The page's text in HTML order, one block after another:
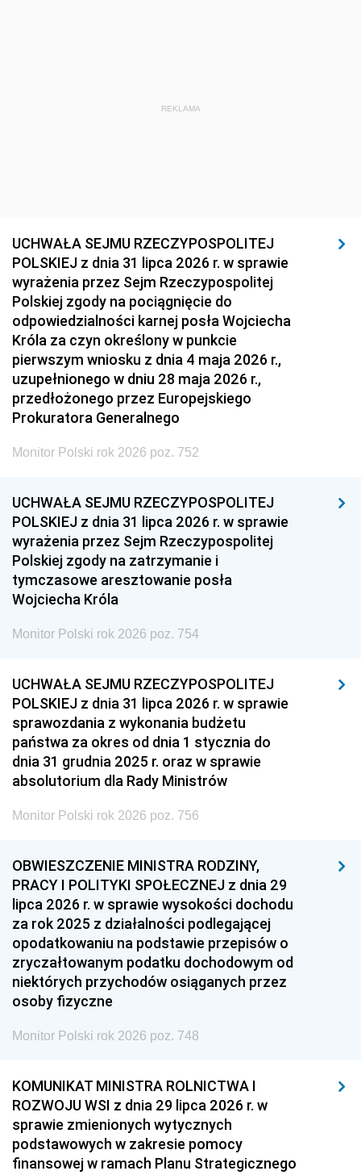
REKLAMA
UCHWAŁA SEJMU RZECZYPOSPOLITEJ
POLSKIEJ z dnia 31 lipca 2026 r. w sprawie
wyrażenia przez Sejm Rzeczypospolitej
Polskiej zgody na pociągnięcie do
odpowiedzialności karnej posła Wojciecha
Króla za czyn określony w punkcie
pierwszym wniosku z dnia 4 maja 2026 r.,
uzupełnionego w dniu 28 maja 2026 r.,
przedłożonego przez Europejskiego
Prokuratora Generalnego
Monitor Polski rok 2026 poz. 752
UCHWAŁA SEJMU RZECZYPOSPOLITEJ
POLSKIEJ z dnia 31 lipca 2026 r. w sprawie
wyrażenia przez Sejm Rzeczypospolitej
Polskiej zgody na zatrzymanie i
tymczasowe aresztowanie posła
Wojciecha Króla
Monitor Polski rok 2026 poz. 754
UCHWAŁA SEJMU RZECZYPOSPOLITEJ
POLSKIEJ z dnia 31 lipca 2026 r. w sprawie
sprawozdania z wykonania budżetu
państwa za okres od dnia 1 stycznia do
dnia 31 grudnia 2025 r. oraz w sprawie
absolutorium dla Rady Ministrów
Monitor Polski rok 2026 poz. 756
OBWIESZCZENIE MINISTRA RODZINY,
PRACY I POLITYKI SPOŁECZNEJ z dnia 29
lipca 2026 r. w sprawie wysokości dochodu
za rok 2025 z działalności podlegającej
opodatkowaniu na podstawie przepisów o
zryczałtowanym podatku dochodowym od
niektórych przychodów osiąganych przez
osoby fizyczne
Monitor Polski rok 2026 poz. 748
KOMUNIKAT MINISTRA ROLNICTWA I
ROZWOJU WSI z dnia 29 lipca 2026 r. w
sprawie zmienionych wytycznych
podstawowych w zakresie pomocy
finansowej w ramach Planu Strategicznego